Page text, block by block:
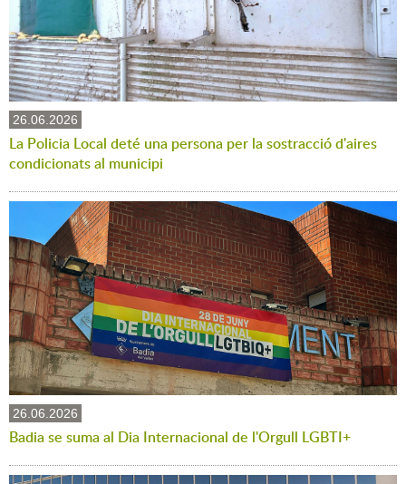
26.06.2026
La Policia Local deté una persona per la sostracció d'aires
condicionats al municipi
26.06.2026
Badia se suma al Dia Internacional de l'Orgull LGBTI+